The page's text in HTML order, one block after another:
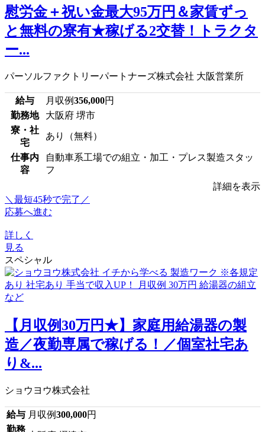
慰労金＋祝い金最大95万円＆家賃ずっ
と無料の寮有★稼げる2交替！トラクタ
ー...
パーソルファクトリーパートナーズ株式会社 大阪営業所
給与 月収例356,000円
勤務地
大阪府 堺市
寮・社
宅
あり（無料）
仕事内
容
自動車系工場での組立・加工・プレス製造スタッ
フ
詳細を表示
＼最短45秒で完了／
応募へ進む
詳しく
見る
スペシャル
【月収例30万円★】家庭用給湯器の製
造／夜勤専属で稼げる！／個室社宅あ
り&...
ショウヨウ株式会社
給与 月収例300,000円
勤務